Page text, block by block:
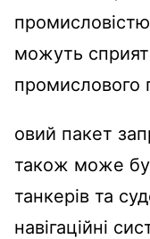
можуть
промислового
овий пакет
також може
танкерів та
навігаційні